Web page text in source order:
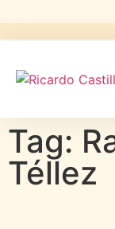
Tag:
Téllez